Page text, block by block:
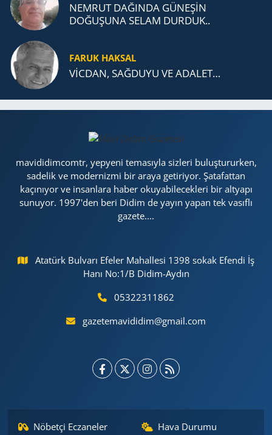
NEMRUT DAĞINDA GÜNEŞİN
DOĞUŞUNA SELAM DURDUK..
FARUK HAKSAL
VİCDAN, SAĞ­DU­YU VE ADA­LET…
mavididimcomtr, yepyeni temasıyla sizleri buluştururken,
sadelik ve modernizmi bir araya getiriyor. Şatafattan
kaçınıyor ve insanlara haber okuyabilecekleri bir altyapı
sunuyor. 1997'den beri Didim de yayın yapan tek vasıflı
gazete....
Atatürk Bulvarı Efeler Mahallesi 1398 sokak Efendi İş
Hanı No:1/B Didim-Aydın
05322311862
gazetemavididim@gmail.com
Nöbetçi Eczaneler Hava Durumu